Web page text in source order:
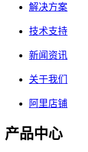
解决方案
技术支持
新闻资讯
关于我们
阿里店铺
产品中心